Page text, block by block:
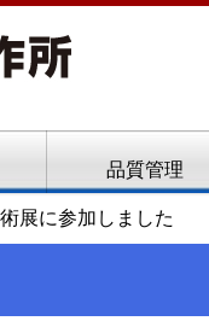
フローフォ
品質管理
展に参加しました